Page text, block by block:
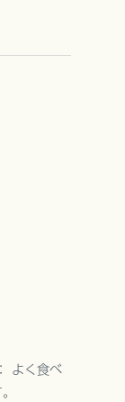
よく食べ